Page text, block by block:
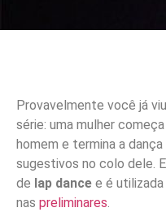
Provavelmente você já
série: uma mulher
homem e termina a
sugestivos no colo dele.
de lap dance e é
nas preliminares.